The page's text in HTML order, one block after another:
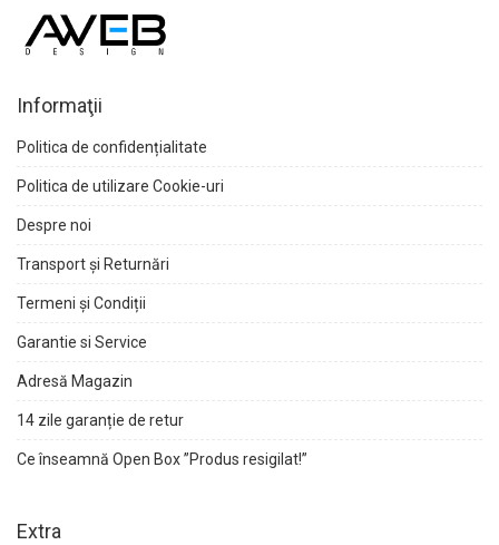
Informaţii
Politica de confidențialitate
Politica de utilizare Cookie-uri
Despre noi
Transport și Returnări
Termeni și Condiții
Garantie si Service
Adresă Magazin
14 zile garanție de retur
Ce înseamnă Open Box ”Produs resigilat!”
Extra